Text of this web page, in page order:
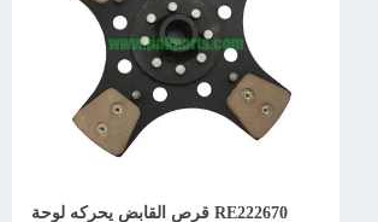
RE222670 قرص القابض يحركه لوحة